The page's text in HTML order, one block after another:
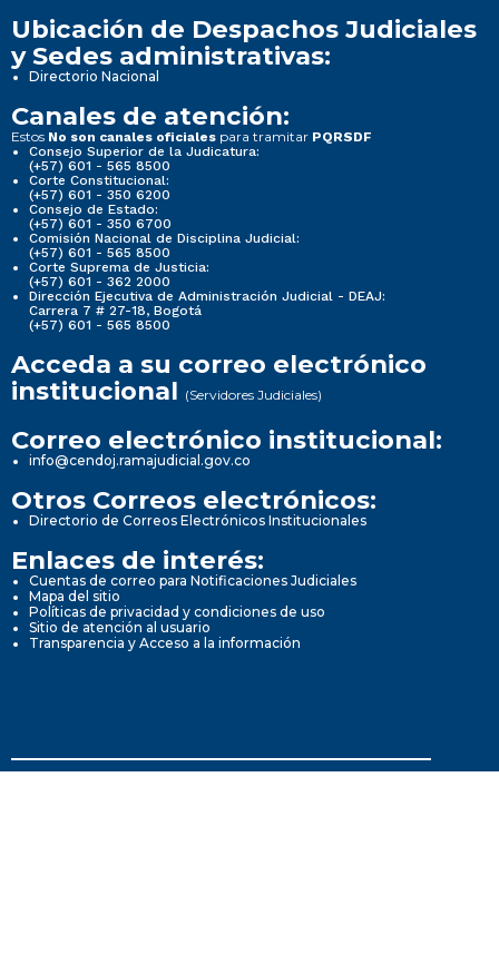
Ubicación de Despachos Judiciales
y Sedes administrativas:
Directorio Nacional
Canales de atención:
Estos No son canales oficiales para tramitar PQRSDF
Consejo Superior de la Judicatura:
(+57) 601 - 565 8500
Corte Constitucional:
(+57) 601 - 350 6200
Consejo de Estado:
(+57) 601 - 350 6700
Comisión Nacional de Disciplina Judicial:
(+57) 601 - 565 8500
Corte Suprema de Justicia:
(+57) 601 - 362 2000
Dirección Ejecutiva de Administración Judicial - DEAJ:
Carrera 7 # 27-18, Bogotá
(+57) 601 - 565 8500
Acceda a su correo electrónico
institucional (Servidores Judiciales)
Correo electrónico institucional:
info@cendoj.ramajudicial.gov.co
Otros Correos electrónicos:
Directorio de Correos Electrónicos Institucionales
Enlaces de interés:
Cuentas de correo para Notificaciones Judiciales
Mapa del sitio
Políticas de privacidad y condiciones de uso
Sitio de atención al usuario
Transparencia y Acceso a la información